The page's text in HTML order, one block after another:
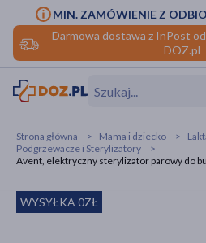
Darmowa dostawa z InPost
DOZ.pl
MIN. ZAMÓWIENIE Z
Hit
makijażu
Strona główna Mama i dziecko
Podgrzewacze i Sterylizatory
Avent, elektryczny sterylizator parowy do
WYSYŁKA 0ZŁ